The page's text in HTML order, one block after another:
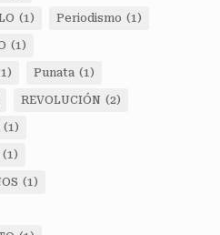
(1) Periodismo (1)
(1)
Punata (1)
REVOLUCIÓN (2)
(1)
(1)
(1)